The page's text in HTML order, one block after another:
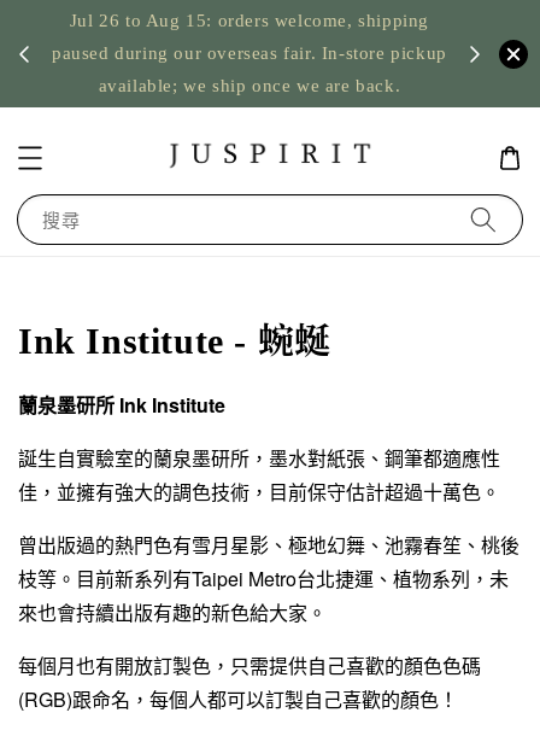
Jul 26 to Aug 15: orders welcome, shipping
paused during our overseas fair. In-store pickup
available; we ship once we are back.
US
搜尋
Ink Institute - 蜿蜒
蘭泉墨研所 Ink Institute
誕生自實驗室的蘭泉墨研所，墨水對紙張、鋼筆都適應性
佳，並擁有強大的調色技術，目前保守估計超過十萬色。
曾出版過的熱門色有雪月星影、極地幻舞、池霧春笙、桃後
枝等。目前新系列有Taipei Metro台北捷運、植物系列，未
來也會持續出版有趣的新色給大家。
每個月也有開放訂製色，只需提供自己喜歡的顏色色碼
(RGB)跟命名，每個人都可以訂製自己喜歡的顏色！